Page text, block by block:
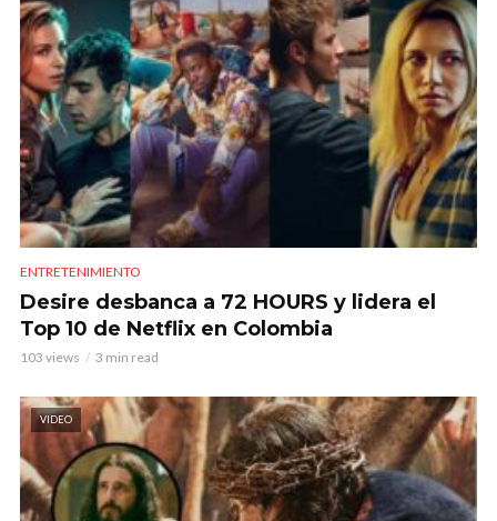
ENTRETENIMIENTO
Desire desbanca a 72 HOURS y lidera el
Top 10 de Netflix en Colombia
103 views 3 min read
VIDEO